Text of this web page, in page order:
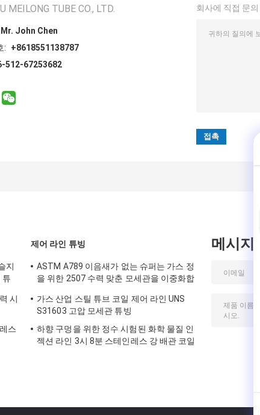
MEILONG TUBE CO., LTD.
Mr. John Chen
:
+8618551138787
512-67253682
회사에 직접 문
지
튜
시
스
제어 라인 튜빙
ASTM A789 이음새가 없는 슈퍼는 가스 정
을 위한 2507 수력 맞춘 모세관을 이중화합
가스 산업 스틸 튜브 코일 제어 라인 UNS
S31603 고압 모세관 튜빙
하향 구멍을 위한 정수 시험된 화학 물질 인
젝션 라인 3시 8분 스테인레스 강 배관 코일
메시지